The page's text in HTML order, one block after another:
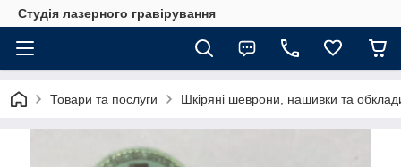
Студія лазерного гравірування
Товари та послуги Шкіряні шеврони, нашивки та